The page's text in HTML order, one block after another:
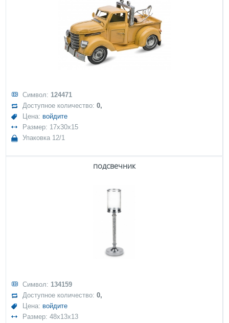
Символ: 124471
Доступное количество:0,
Цена: войдите
Размер: 17x30x15
Упаковка 12/1
подсвечник
Символ: 134159
Доступное количество:0,
Цена: войдите
Размер: 48x13x13